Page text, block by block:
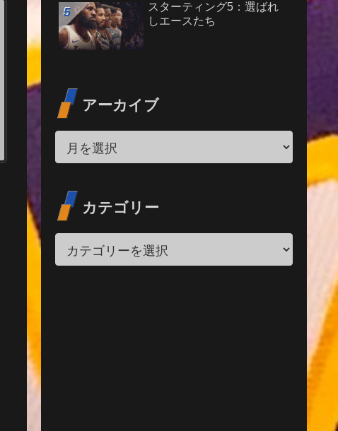
スターティング5：選ばれ
しエースたち
アーカイブ
カテゴリー